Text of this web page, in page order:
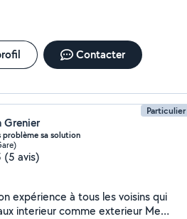
Contacter
Particulier
Grenier
problème sa solution
(5 avis)